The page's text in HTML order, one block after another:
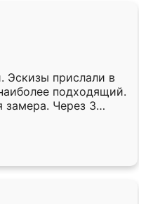
Эскизы прислали в
подходящий.
замера. Через 3
готова. Остались
Ренессанс
работу!